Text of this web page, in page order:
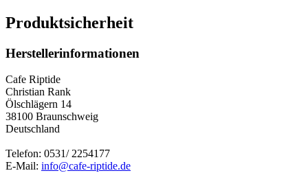
Produktsicherheit
Herstellerinformationen
Cafe Riptide
Christian Rank
Ölschlägern 14
38100 Braunschweig
Deutschland
Telefon: 0531/ 2254177
E-Mail: info@cafe-riptide.de